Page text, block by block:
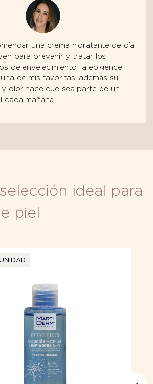
una crema hidratante de día
para prevenir y tratar los
de envejecimiento, la epigence
de mis favoritas, además su
olor hace que sea parte de un
cada mañana.
ideal para
piel